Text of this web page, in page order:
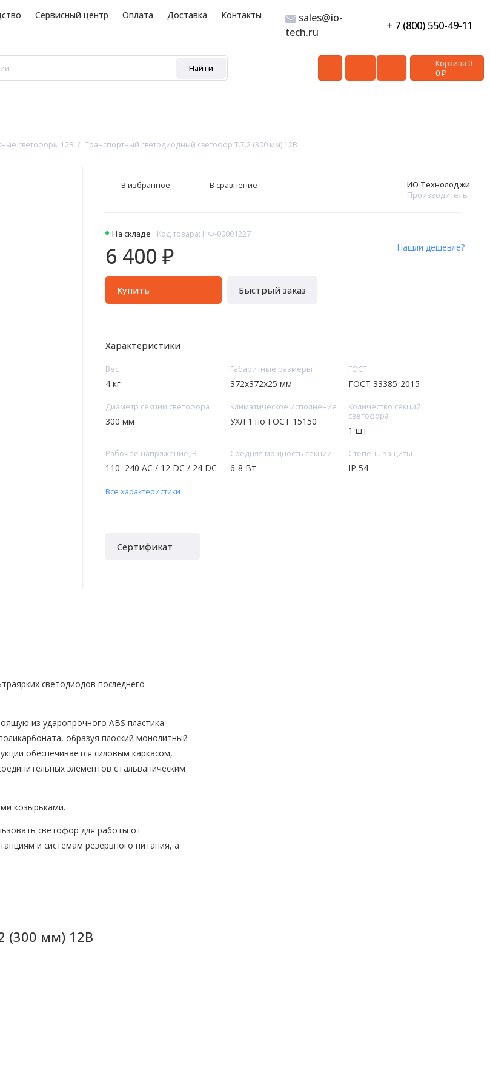
Сервисный центр Оплата Доставка
Контакты
sales@io-
tech.ru
+ 7 (800) 550-49-11
Найти Корзина 0
0 ₽
светофоры 12В Транспортный светодиодный светофор Т.7.2 (300 мм) 12В
На складе Код товара: НФ-00001227
ИО Технолоджи
Производитель
6 400 ₽
Купить Быстрый заказ
Нашли дешевле?
В избранное В сравнение
Характеристики
Вес
4 кг
Габаритные размеры
372х372х25 мм
ГОСТ
ГОСТ 33385-2015
Диаметр секции светофора
300 мм
Климатическое исполнение
УХЛ 1 по ГОСТ 15150
Количество секций
светофора
1 шт
Рабочее напряжение, В
110–240 АС / 12 DC / 24 DC
Средняя мощность секции
6-8 Вт
Степень защиты
IP 54
Все характеристики
Сертификат
светодиодов последнего
из ударопрочного ABS пластика
образуя плоский монолитный
обеспечивается силовым каркасом,
элементов с гальваническим
козырьками.
светофор для работы от
и системам резервного питания, а
(300 мм) 12В